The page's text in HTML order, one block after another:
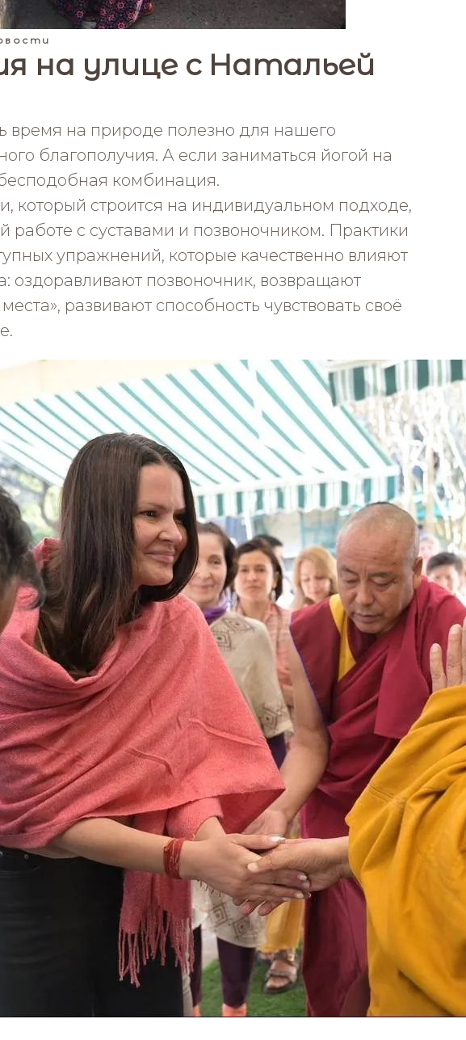
на улице с Натальей
время на природе полезно для нашего
благополучия. А если заниматься йогой на
комбинация.
который строится на индивидуальном подходе,
с суставами и позвоночником. Практики
упражнений, которые качественно влияют
оздоравливают позвоночник, возвращают
развивают способность чувствовать своё